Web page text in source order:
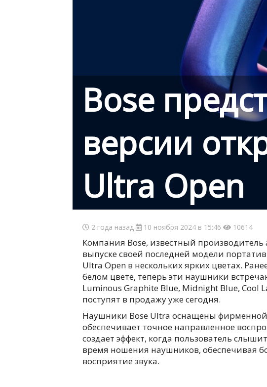
Bose
версии
Ultra Open
2 года назад 10 ноября 2024 в 15:46 10614
Компания Bose, известный
выпуске своей последней модели
Ultra Open в нескольких ярких цветах.
белом цвете, теперь эти наушники
Luminous Graphite Blue, Midnight Blue, Cool
поступят в продажу уже сегодня.
Наушники Bose Ultra оснащены фирменной
обеспечивает точное направленное
создает эффект, когда пользователь
время ношения наушников, обеспечивая
восприятие звука.